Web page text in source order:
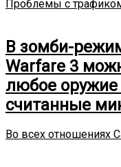
Проблемы с
В зомби-
Warfare 3
любое оружие
считанные
Во всех отношениях